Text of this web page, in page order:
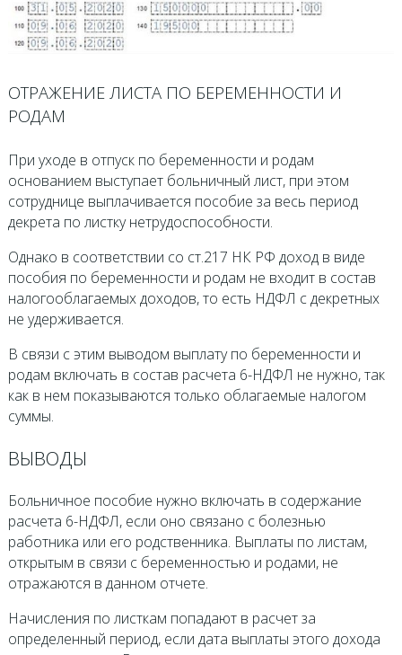
ОТРАЖЕНИЕ ЛИСТА ПО БЕРЕМЕННОСТИ И
РОДАМ
При уходе в отпуск по беременности и родам
основанием выступает больничный лист, при этом
сотруднице выплачивается пособие за весь период
декрета по листку нетрудоспособности.
Однако в соответствии со ст.217 НК РФ доход в виде
пособия по беременности и родам не входит в состав
налогооблагаемых доходов, то есть НДФЛ с декретных
не удерживается.
В связи с этим выводом выплату по беременности и
родам включать в состав расчета 6-НДФЛ не нужно, так
как в нем показываются только облагаемые налогом
суммы.
ВЫВОДЫ
Больничное пособие нужно включать в содержание
расчета 6-НДФЛ, если оно связано с болезнью
работника или его родственника. Выплаты по листам,
открытым в связи с беременностью и родами, не
отражаются в данном отчете.
Начисления по листкам попадают в расчет за
определенный период, если дата выплаты этого дохода